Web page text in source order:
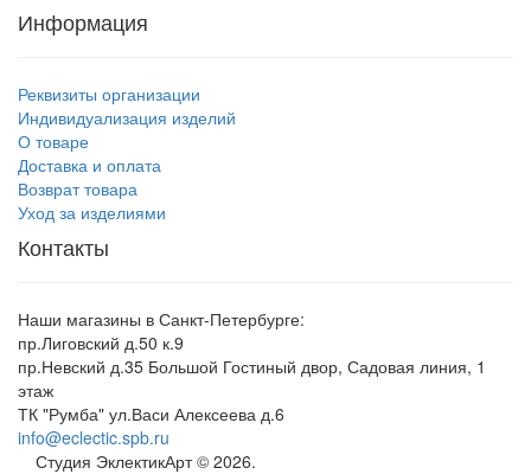
Информация
Реквизиты организации
Индивидуализация изделий
О товаре
Доставка и оплата
Возврат товара
Уход за изделиями
Контакты
Наши магазины в Санкт-Петербурге:
пр.Лиговский д.50 к.9
пр.Невский д.35 Большой Гостиный двор, Садовая линия, 1
этаж
ТК "Румба" ул.Васи Алексеева д.6
info@eclectic.spb.ru
Студия ЭклектикАрт © 2026.